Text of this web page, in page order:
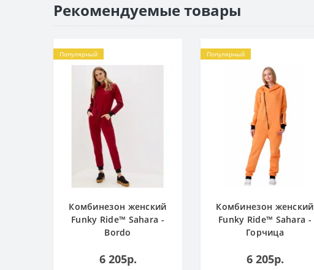
Рекомендуемые товары
Популярный
Комбинезон женский
Funky Ride™ Sahara -
Bordo
6 205р.
Популярный
Комбинезон женский
Funky Ride™ Sahara -
Горчица
6 205р.